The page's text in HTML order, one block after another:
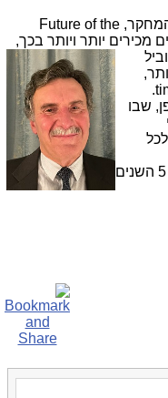
Future of the
מכירים יותר ויותר בכך,
.
שבו
הדומיננטית בתחום האוטומציה במהלך 5 השנים